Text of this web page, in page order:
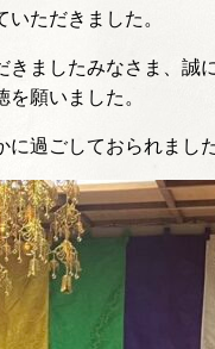
ただきました。
ましたみなさま、誠
願いました。
過ごしておられました